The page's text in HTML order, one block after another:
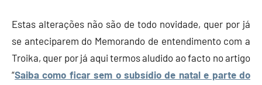
Estas alterações não são de todo novidade, quer por já
se anteciparem do Memorando de entendimento com a
Troika, quer por já aqui termos aludido ao facto no artigo
“Saiba como ficar sem o subsídio de natal e parte do